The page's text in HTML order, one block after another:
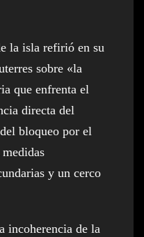
la isla refirió en su
sobre «la
que enfrenta el
directa del
bloqueo por el
y un cerco
incoherencia de la